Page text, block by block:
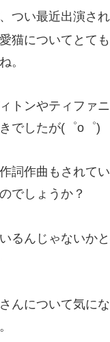
つい最近出演さ
猫についてとて
。
トンやティファ
でしたが(゜o゜)
詞作曲もされてい
でしょうか？
るんじゃないか
んについて気に